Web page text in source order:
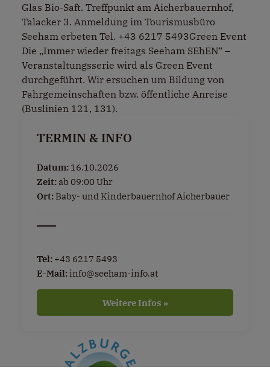
Glas Bio-Saft. Treffpunkt am Aicherbauernhof,
Talacker 3. Anmeldung im Tourismusbüro
Seeham erbeten Tel. +43 6217 5493Green Event
Die „Immer wieder freitags Seeham SEhEN“ –
Veranstaltungsserie wird als Green Event
durchgeführt. Wir ersuchen um Bildung von
Fahrgemeinschaften bzw. öffentliche Anreise
(Buslinien 121, 131).
TERMIN & INFO
Datum: 16.10.2026
Zeit: ab 09:00 Uhr
Ort: Baby- und Kinderbauernhof Aicherbauer
Tel: +43 6217 5493
E-Mail:info@seeham-info.at
Weitere Infos »